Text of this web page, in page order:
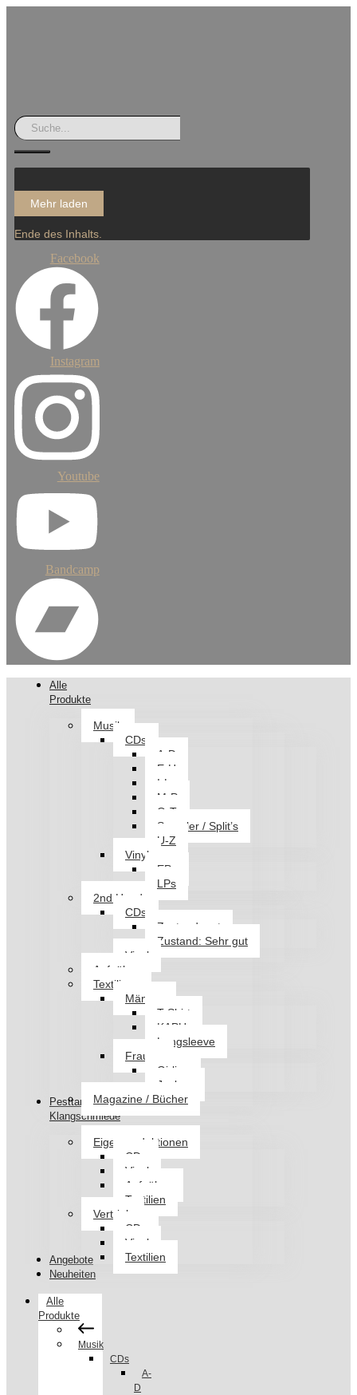
Mehr laden
Ende des Inhalts.
Facebook
Instagram
Youtube
Bandcamp
Alle
Produkte
Musik
CDs
A-D
E-H
I-L
M-P
Q-T
Sampler / Split’s
U-Z
Vinyl
EPs
LPs
2nd Hand
CDs
Zustand: gut
Zustand: Sehr gut
Vinyl
Aufnäher
Textilien
Männer
T-Shirt
KAPU
Longsleeve
Frauen
Girlies
Jacken
Magazine / Bücher
Pesttanz
Klangschmiede
Eigenproduktionen
CDs
Vinyl
Aufnäher
Textilien
Vertrieb
CDs
Vinyl
Textilien
Angebote
Neuheiten
Alle
Produkte
Musik
CDs
A-
D